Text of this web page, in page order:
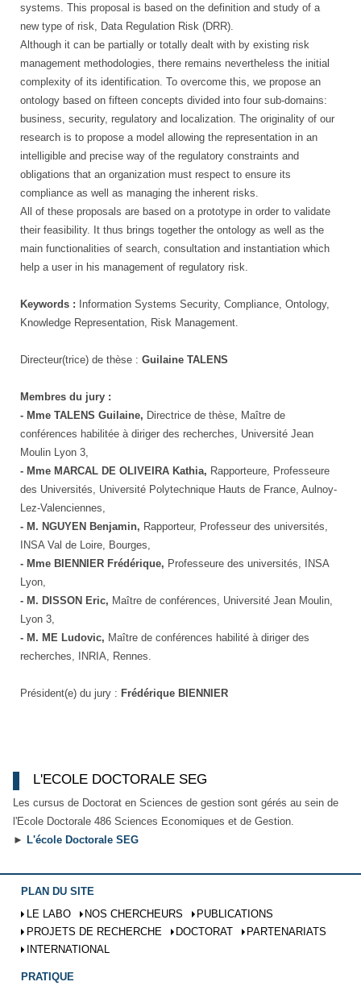
systems. This proposal is based on the definition and study of a
new type of risk, Data Regulation Risk (DRR).
Although it can be partially or totally dealt with by existing risk
management methodologies, there remains nevertheless the initial
complexity of its identification. To overcome this, we propose an
ontology based on fifteen concepts divided into four sub-domains:
business, security, regulatory and localization. The originality of our
research is to propose a model allowing the representation in an
intelligible and precise way of the regulatory constraints and
obligations that an organization must respect to ensure its
compliance as well as managing the inherent risks.
All of these proposals are based on a prototype in order to validate
their feasibility. It thus brings together the ontology as well as the
main functionalities of search, consultation and instantiation which
help a user in his management of regulatory risk.
Keywords : Information Systems Security, Compliance, Ontology,
Knowledge Representation, Risk Management.
Directeur(trice) de thèse : Guilaine TALENS
Membres du jury :
- Mme TALENS Guilaine, Directrice de thèse, Maître de
conférences habilitée à diriger des recherches, Université Jean
Moulin Lyon 3,
- Mme MARCAL DE OLIVEIRA Kathia, Rapporteure, Professeure
des Universités, Université Polytechnique Hauts de France, Aulnoy-
Lez-Valenciennes,
- M. NGUYEN Benjamin, Rapporteur, Professeur des universités,
INSA Val de Loire, Bourges,
- Mme BIENNIER Frédérique, Professeure des universités, INSA
Lyon,
- M. DISSON Eric, Maître de conférences, Université Jean Moulin,
Lyon 3,
- M. ME Ludovic, Maître de conférences habilité à diriger des
recherches, INRIA, Rennes.
Président(e) du jury : Frédérique BIENNIER
L'ECOLE DOCTORALE SEG
Les cursus de Doctorat en Sciences de gestion sont gérés au sein de
l'Ecole Doctorale 486 Sciences Economiques et de Gestion.
► L'école Doctorale SEG
PLAN DU SITE
LE LABO
NOS CHERCHEURS
PUBLICATIONS
PROJETS DE RECHERCHE
DOCTORAT
PARTENARIATS
INTERNATIONAL
PRATIQUE